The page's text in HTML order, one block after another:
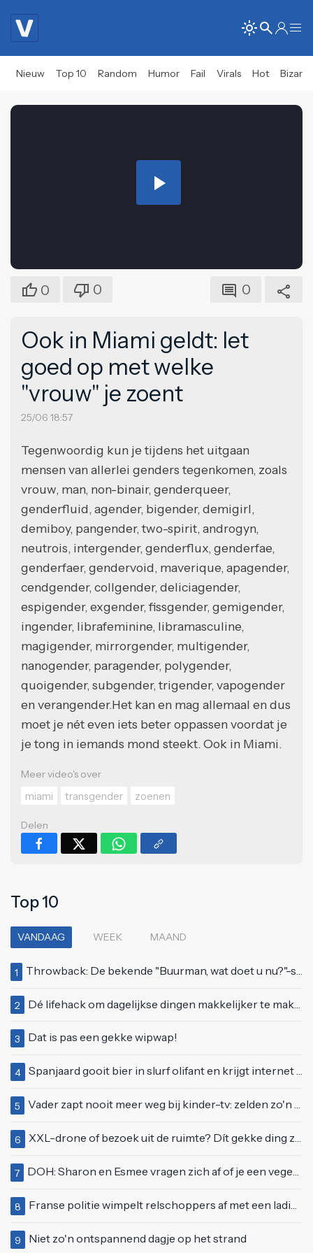
Nieuw Top 10 Random Humor Fail Virals Hot Bizar
Play
0 0 0
Ook in Miami geldt: let
goed op met welke
"vrouw" je zoent
25/06 18:57
Tegenwoordig kun je tijdens het uitgaan
mensen van allerlei genders tegenkomen, zoals
vrouw, man, non-binair, genderqueer,
genderfluid, agender, bigender, demigirl,
demiboy, pangender, two-spirit, androgyn,
neutrois, intergender, genderflux, genderfae,
genderfaer, gendervoid, maverique, apagender,
cendgender, collgender, deliciagender,
espigender, exgender, fissgender, gemigender,
ingender, librafeminine, libramasculine,
magigender, mirrorgender, multigender,
nanogender, paragender, polygender,
quoigender, subgender, trigender, vapogender
en verangender.Het kan en mag allemaal en dus
moet je nét even iets beter oppassen voordat je
je tong in iemands mond steekt. Ook in Miami.
Meer video's over
miami
transgender zoenen
Delen
Top 10
VANDAAG WEEK MAAND
1 Throwback: De bekende "Buurman, wat doet u nu?"-scène uit Flodder met Tatjana Šimić
2 Dé lifehack om dagelijkse dingen makkelijker te maken
3 Dat is pas een gekke wipwap!
4 Spanjaard gooit bier in slurf olifant en krijgt internet over zich heen
5 Vader zapt nooit meer weg bij kinder-tv: zelden zo'n 'beweeglijke' kikker gezien
6 XXL-drone of bezoek uit de ruimte? Dít gekke ding zweeft boven Nederland
7 DOH: Sharon en Esmee vragen zich af of je een vegetariër bent als je kip eet
8 Franse politie wimpelt relschoppers af met een lading peperige eau de cologne
9 Niet zo'n ontspannend dagje op het strand